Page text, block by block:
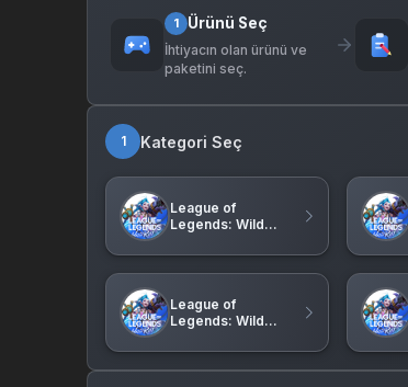
1 Ürünü Seç
İhtiyacın olan ürünü ve
paketini seç.
1 Kategori Seç
League of
Legends: Wild
League of
Legends: Wild